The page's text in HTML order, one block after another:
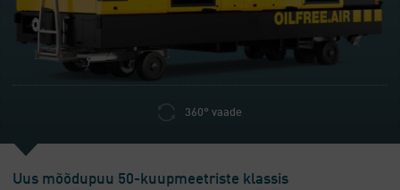
Ülevaade
Ettevõte
360° vaade
Uus mõõdupuu 50-kuupmeetriste klassis